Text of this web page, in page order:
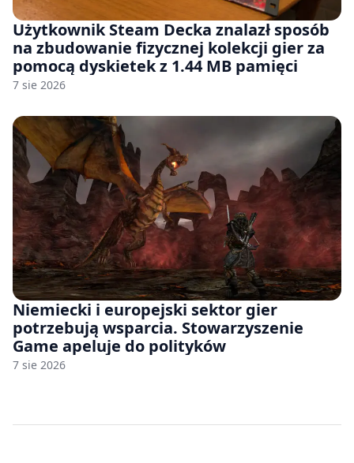
Użytkownik Steam Decka znalazł sposób
na zbudowanie fizycznej kolekcji gier za
pomocą dyskietek z 1.44 MB pamięci
7 sie 2026
Niemiecki i europejski sektor gier
potrzebują wsparcia. Stowarzyszenie
Game apeluje do polityków
7 sie 2026